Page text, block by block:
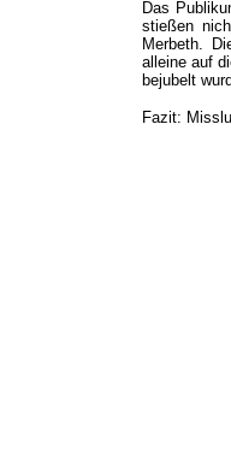
Das
stießen
Merbeth.
alleine auf
bejubelt
Fazit: